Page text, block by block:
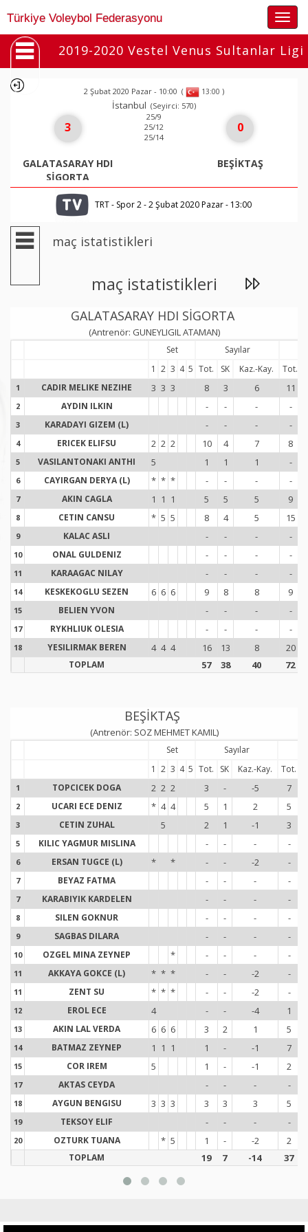
Türkiye Voleybol Federasyonu
2019-2020 Vestel Venus Sultanlar Ligi
2 Şubat 2020 Pazar - 10:00 ( 13:00 )
İstanbul (Seyirci: 570)
3
GALATASARAY HDI
SİGORTA
25/9
25/12
25/14
0
BEŞİKTAŞ
TRT - Spor 2 - 2 Şubat 2020 Pazar - 13:00
maç istatistikleri
maç istatistikleri
GALATASARAY HDI SİGORTA
(Antrenör: GUNEYLIGIL ATAMAN)
Set Sayılar
1 2 3 4 5 Tot. SK Kaz.-Kay. Tot.
1 CADIR MELIKE NEZIHE 3 3 3 8 3 6 11
2 AYDIN ILKIN - - - -
3 KARADAYI GIZEM (L) - - - -
4 ERICEK ELIFSU 2 2 2 10 4 7 8
5 VASILANTONAKI ANTHI 5 1 1 1 -
6 CAYIRGAN DERYA (L) * * * - - - -
7 AKIN CAGLA 1 1 1 5 5 5 9
8 CETIN CANSU * 5 5 8 4 5 15
9 KALAC ASLI - - - -
10 ONAL GULDENIZ - - - -
11 KARAAGAC NILAY - - - -
14 KESKEKOGLU SEZEN 6 6 6 9 8 8 9
15 BELIEN YVON - - - -
17 RYKHLIUK OLESIA - - - -
18 YESILIRMAK BEREN 4 4 4 16 13 8 20
TOPLAM 57 38 40 72
BEŞİKTAŞ
(Antrenör: SOZ MEHMET KAMIL)
Set Sayılar
1 2 3 4 5 Tot. SK Kaz.-Kay. Tot.
1 TOPCICEK DOGA 2 2 2 3 - -5 7
2 UCARI ECE DENIZ * 4 4 5 1 2 5
3 CETIN ZUHAL 5 2 1 -1 3
5 KILIC YAGMUR MISLINA - - - -
6 ERSAN TUGCE (L) * * - - -2 -
7 BEYAZ FATMA - - - -
7 KARABIYIK KARDELEN - - - -
8 SILEN GOKNUR - - - -
9 SAGBAS DILARA - - - -
10 OZGEL MINA ZEYNEP * - - - -
11 AKKAYA GOKCE (L) * * * - - -2 -
11 ZENT SU * * * - - -2 -
12 EROL ECE 4 - - -4 1
13 AKIN LAL VERDA 6 6 6 3 2 1 5
14 BATMAZ ZEYNEP 1 1 1 1 - -1 7
15 COR IREM 5 1 - -1 2
17 AKTAS CEYDA - - - -
18 AYGUN BENGISU 3 3 3 3 3 3 5
19 TEKSOY ELIF - - - -
20 OZTURK TUANA * 5 1 - -2 2
TOPLAM 19 7 -14 37